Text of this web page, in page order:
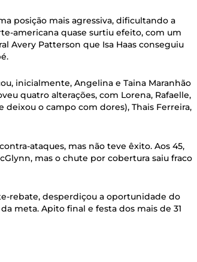
posição mais agressiva, dificultando a
americana quase surtiu efeito, com um
Avery Patterson que Isa Haas conseguiu
inicialmente, Angelina e Taina Maranhão
quatro alterações, com Lorena, Rafaelle,
o campo com dores), Thais Ferreira,
ataques, mas não teve êxito. Aos 45,
mas o chute por cobertura saiu fraco
rebate, desperdiçou a oportunidade do
meta. Apito final e festa dos mais de 31